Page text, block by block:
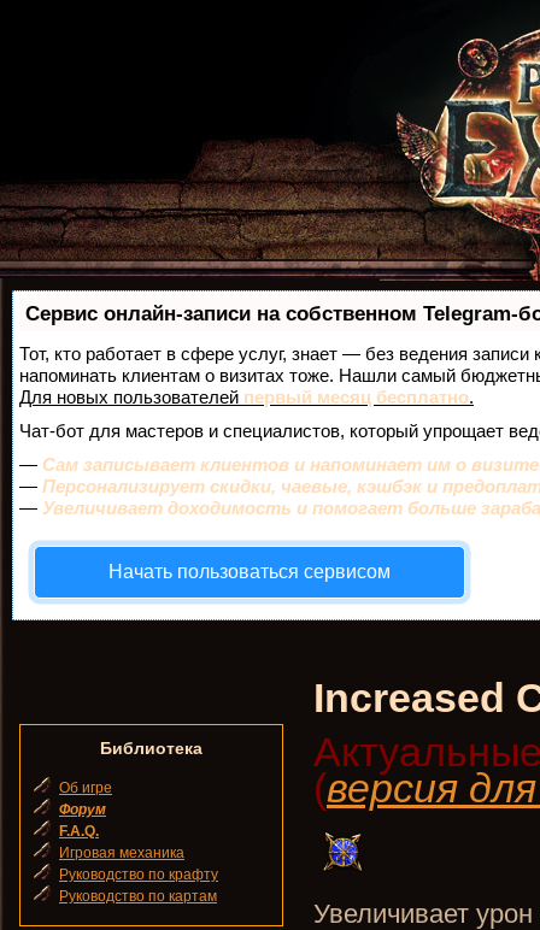
Сервис онлайн-записи на собственном Telegram-
Тот, кто работает в сфере услуг, знает — без ведения
напоминать клиентам о визитах тоже. Нашли самый
Для новых пользователей первый месяц бесплатно.
Чат-бот для мастеров и специалистов, который упрощает
— Сам записывает клиентов и напоминает им о
— Персонализирует скидки, чаевые, кэшбэк и
— Увеличивает доходимость и помогает больше
Начать пользоваться сервисом
Increased
(версия
Увеличивает урон
Библиотека
Об игре
Форум
F.A.Q.
Игровая механика
Руководство по крафту
Руководство по картам